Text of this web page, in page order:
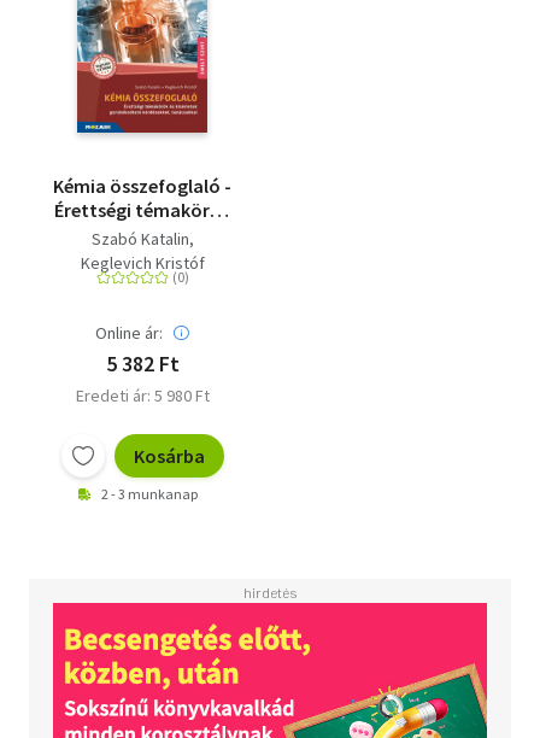
Kémia összefoglaló -
Érettségi témakörök
és kísérletek
gondolkodtató
kérdésekkel,
3330U
Szabó Katalin
Keglevich Kristóf
Online ár:
5 382 Ft
Eredeti ár: 5 980 Ft
Kosárba
2 - 3 munkanap